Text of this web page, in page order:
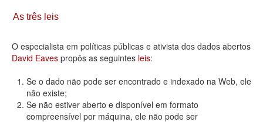
Contato
As três leis
O especialista em políticas públicas e ativista dos dados abertos
David Eaves propôs as seguintes leis:
Se o dado não pode ser encontrado e indexado na Web, ele
não existe;
Se não estiver aberto e disponível em formato
compreensível por máquina, ele não pode ser